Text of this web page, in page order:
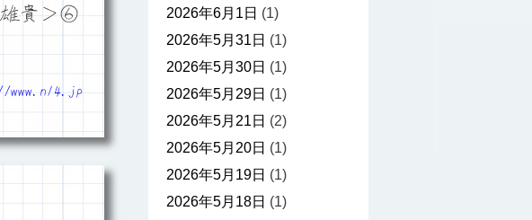
貴＞⑥
2026年6月1日 (1)
2026年5月31日 (1)
2026年5月30日 (1)
2026年5月29日 (1)
2026年5月21日 (2)
2026年5月20日 (1)
2026年5月19日 (1)
2026年5月18日 (1)